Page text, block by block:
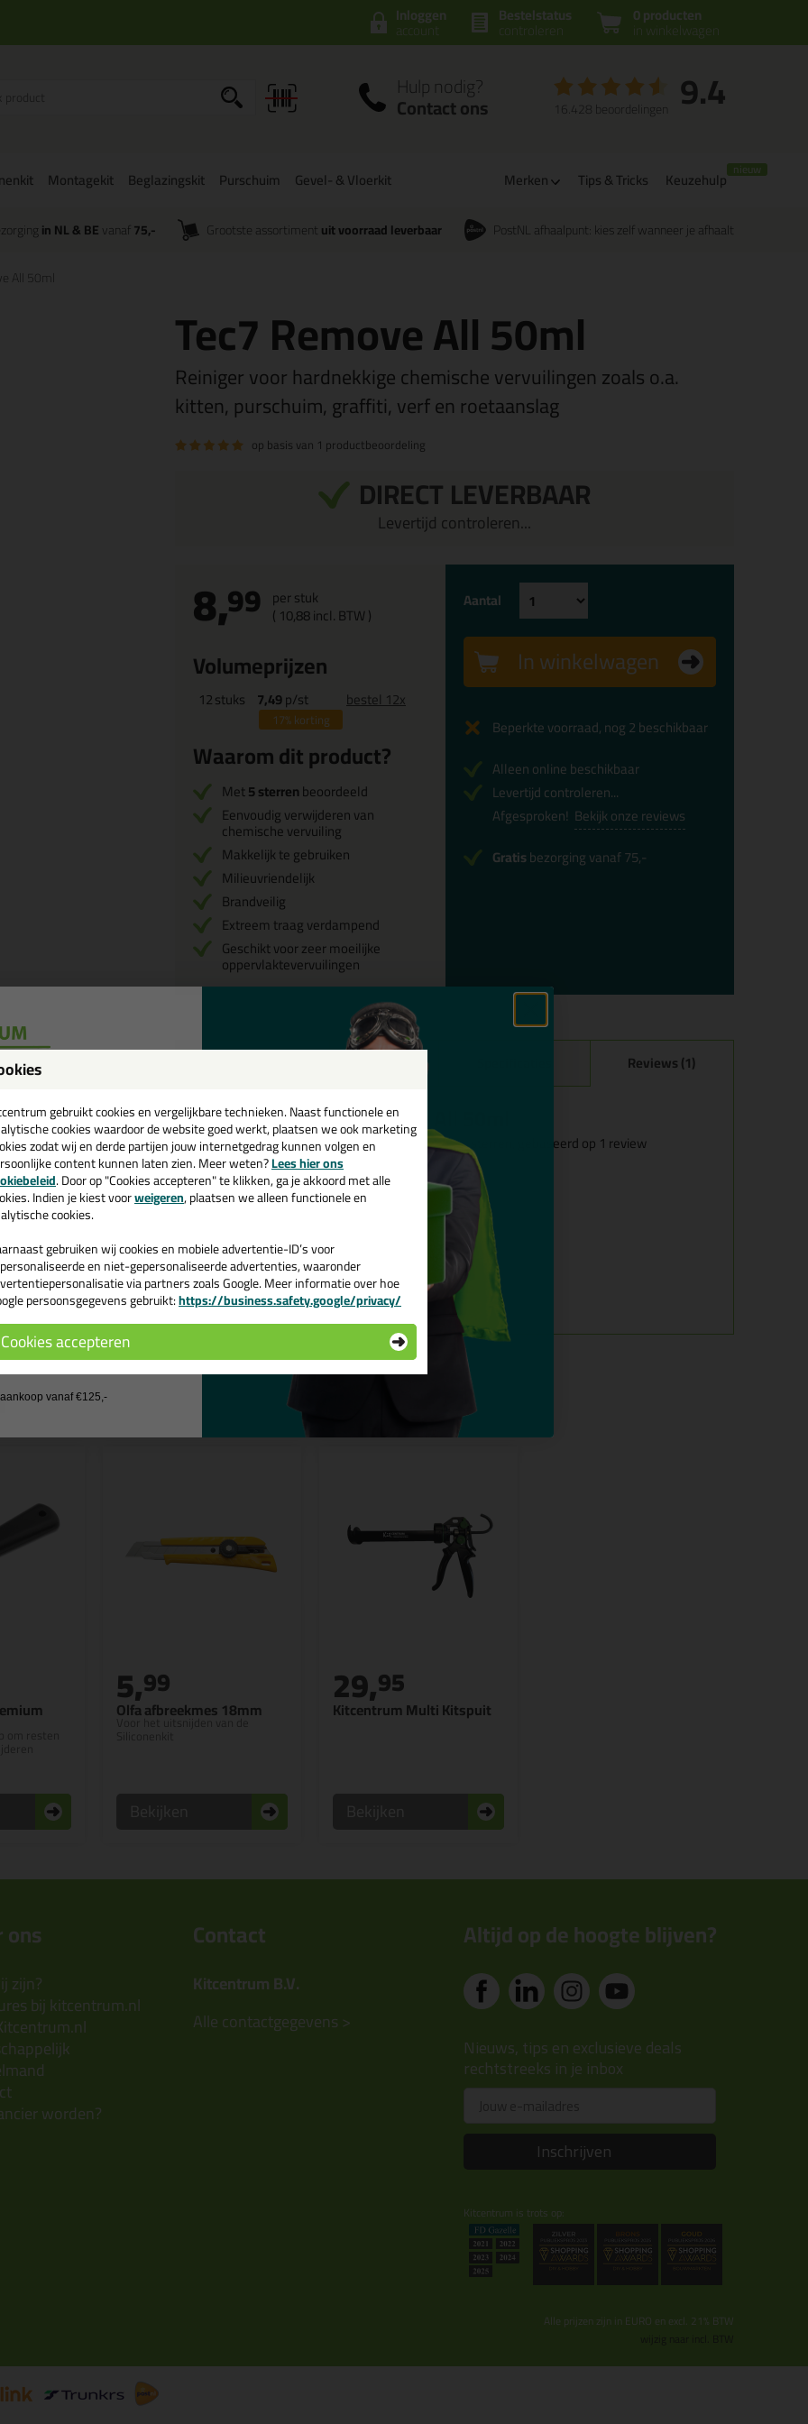
0 producten
in winkelwagen
Bestelstatus
controleren
Inloggen
account
Hulp nodig?
Contact ons 9.4
16.428 beoordelingen
Montagekit Beglazingskit Purschuim Gevel- & Vloerkit Merken Tips & Tricks Keuzehulp
in NL & BEvanaf 75,- Grootste assortiment uit voorraad leverbaar PostNL afhaalpunt: kies zelf wanneer je afhaalt
All 50ml
Tec7 Remove All 50ml
Reiniger voor hardnekkige chemische vervuilingen zoals o.a.
kitten, purschuim, graffiti, verf en roetaanslag
op basis van 1 productbeoordeling
DIRECT LEVERBAAR
Levertijd controleren...
8,99 per stuk
( 10,88incl. BTW )
Volumeprijzen
12stuks 7,49p/st
17%korting
bestel 12x
Waarom dit product?
Met5 sterrenbeoordeeld
Eenvoudig verwijderen van
chemische vervuiling
Makkelijk te gebruiken
Milieuvriendelijk
Brandveilig
Extreem traag verdampend
Geschikt voor zeer moeilijke
oppervlaktevervuilingen
Aantal
In winkelwagen
Beperkte voorraad, nog 2 beschikbaar
Alleen online beschikbaar
Levertijd controleren...
Afgesproken! Bekijk onze reviews
Gratisbezorging vanaf 75,-
Reviews (1)
Reviews voor:Tec7 Remove All 50ml
Dit product wordt beoordeeld met sterren, gebaseerd op 1 review
Prima Lost de kit goed op
Geschreven door Narda op 9 maart 2024
Ook een review schrijven?
Schrijf hier je review over Tec7 Remove All 50ml >
resten
Olfa afbreekmes 18mm
Voor het uitsnijden van de
5,99
Kitcentrum Multi Kitspuit
29,95
ons
zijn?
bij kitcentrum.nl
worden?
Contact
Kitcentrum B.V.
Alle contactgegevens >
Altijd op de hoogte blijven?
Nieuws, tips en exclusieve deals
rechtstreeks in je inbox
Inschrijven
Kitcentrum is trots op:
Alle prijzen zijn in EURO en excl. 21% BTW
gebruikt cookies en vergelijkbare technieken. Naast functionele en
cookies waardoor de website goed werkt, plaatsen we ook marketing
zodat wij en derde partijen jouw internetgedrag kunnen volgen en
content kunnen laten zien. Meer weten?Lees hier ons
. Door op "Cookies accepteren" te klikken, ga je akkoord met alle
Indien je kiest voorweigeren, plaatsen we alleen functionele en
cookies.
gebruiken wij cookies en mobiele advertentie-ID’s voor
en niet-gepersonaliseerde advertenties, waaronder
via partners zoals Google. Meer informatie over hoe
persoonsgegevens gebruikt:https://business.safety.google/privacy/
Cookies accepteren
💚
en ontvang een
€35,-bij je eerste bestelling!
de actiecode ›
geen cadeau
vanaf €125,-